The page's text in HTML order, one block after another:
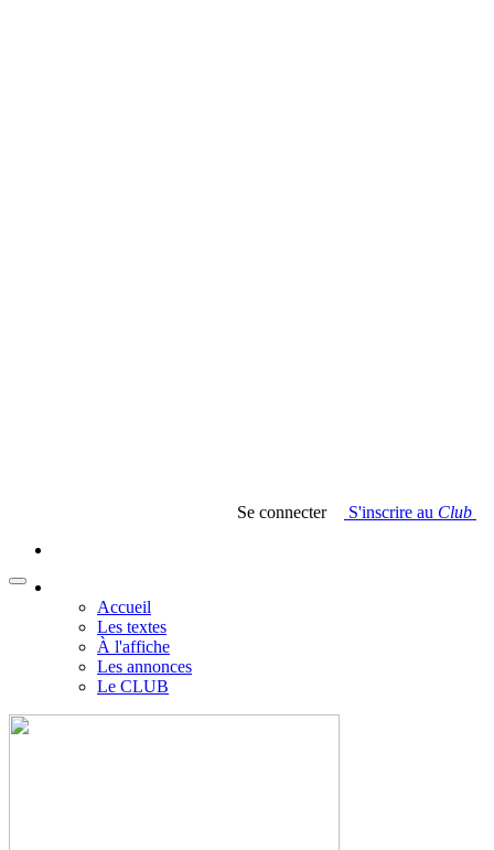
Se connecter S'inscrire au Club
Accueil
Les textes
À l'affiche
Les annonces
Le CLUB